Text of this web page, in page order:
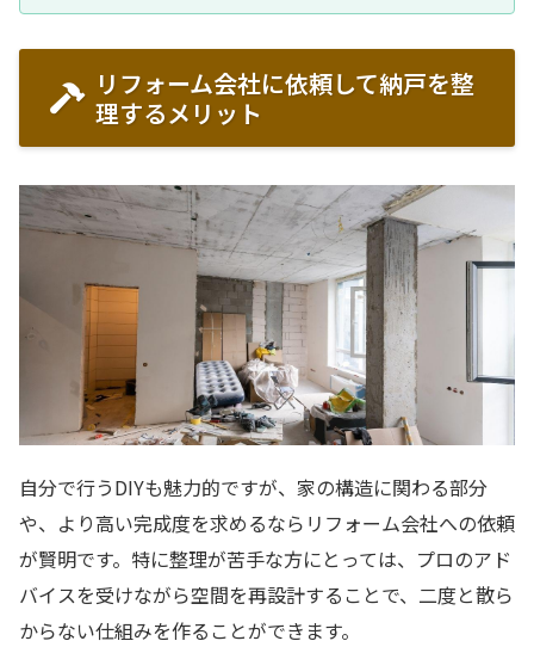
リフォーム会社に依頼して納戸を整
理するメリット
自分で行うDIYも魅力的ですが、家の構造に関わる部分
や、より高い完成度を求めるならリフォーム会社への依頼
が賢明です。特に整理が苦手な方にとっては、プロのアド
バイスを受けながら空間を再設計することで、二度と散ら
からない仕組みを作ることができます。